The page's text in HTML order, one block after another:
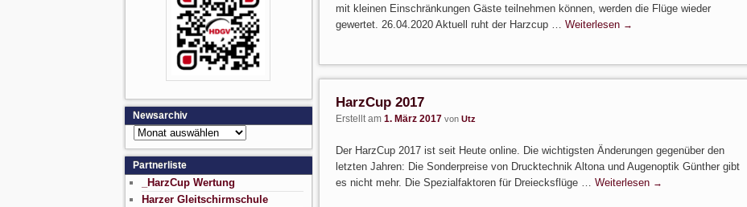
mit kleinen Einschränkungen Gäste teilnehmen können, werden die Flüge wieder
gewertet. 26.04.2020 Aktuell ruht der Harzcup … Weiterlesen →
HarzCup 2017
Erstellt am 1. März 2017 von Utz
Der HarzCup 2017 ist seit Heute online. Die wichtigsten Änderungen gegenüber den
letzten Jahren: Die Sonderpreise von Drucktechnik Altona und Augenoptik Günther gibt
es nicht mehr. Die Spezialfaktoren für Dreiecksflüge … Weiterlesen →
Newsarchiv
Newsarchiv
Partnerliste
_HarzCup Wertung
Harzer Gleitschirmschule